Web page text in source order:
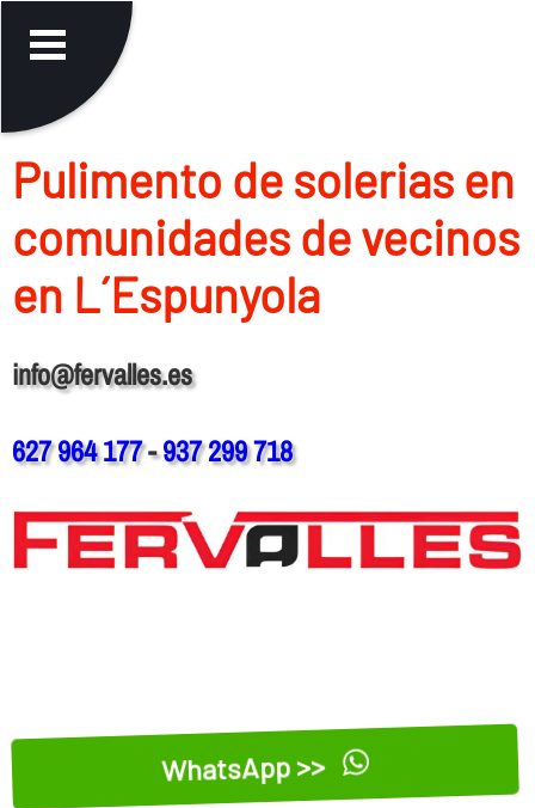
Pulimento de solerias en
comunidades de vecinos
en L´Espunyola
info@fervalles.es
627 964 177-937 299 718
WhatsApp >>